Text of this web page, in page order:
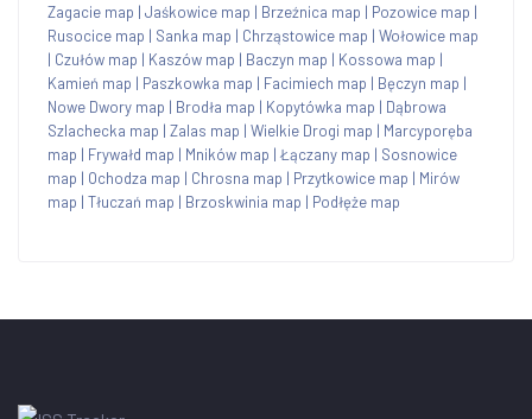
Zagacie map | Jaśkowice map | Brzeźnica map | Pozowice map |
Rusocice map | Sanka map | Chrząstowice map | Wołowice map
| Czułów map | Kaszów map | Baczyn map | Kossowa map |
Kamień map | Paszkowka map | Facimiech map | Bęczyn map |
Nowe Dwory map | Brodła map | Kopytówka map | Dąbrowa
Szlachecka map | Zalas map | Wielkie Drogi map | Marcyporęba
map | Frywałd map | Mników map | Łączany map | Sosnowice
map | Ochodza map | Chrosna map | Przytkowice map | Mirów
map | Tłuczań map | Brzoskwinia map | Podłęże map